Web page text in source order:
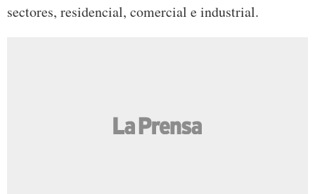
sectores, residencial, comercial e industrial.